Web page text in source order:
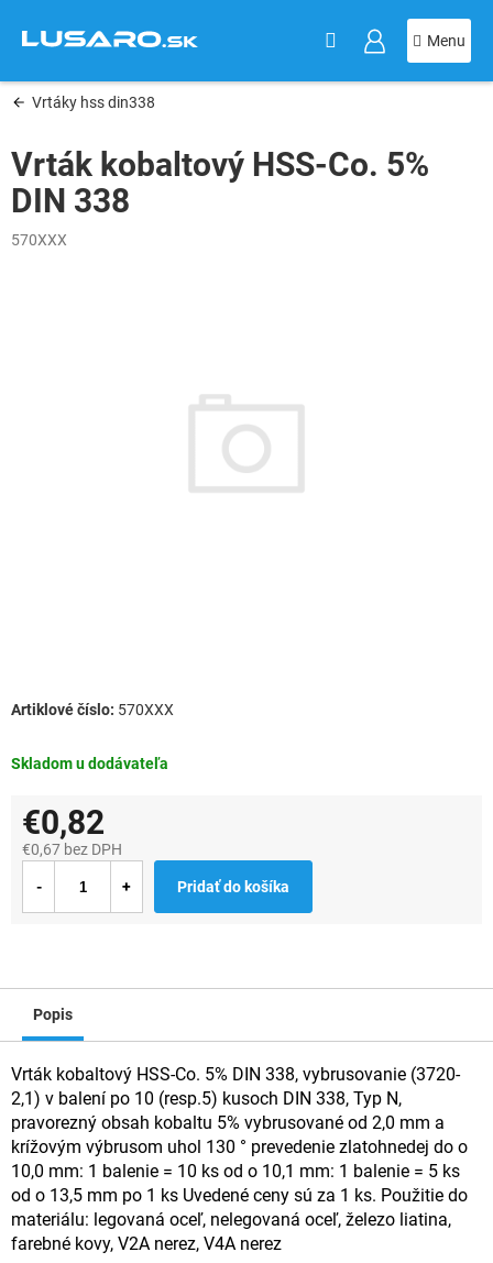
obsah
Vrtáky hss din338
Vrták kobaltový HSS-Co. 5%
DIN 338
570XXX
Skladom u dodávateľa
570XXX
€0,82
€0,67 bez DPH
cena:
Pridať do košíka
Popis
Vrták kobaltový HSS-Co. 5% DIN 338, vybrusovanie (3720-
2,1) v balení po 10 (resp.5) kusoch DIN 338, Typ N,
pravorezný obsah kobaltu 5% vybrusované od 2,0 mm a
krížovým výbrusom uhol 130 ° prevedenie zlatohnedej do o
10,0 mm: 1 balenie = 10 ks od o 10,1 mm: 1 balenie = 5 ks
od o 13,5 mm po 1 ks Uvedené ceny sú za 1 ks. Použitie do
materiálu: legovaná oceľ, nelegovaná oceľ, železo liatina,
farebné kovy, V2A nerez, V4A nerez